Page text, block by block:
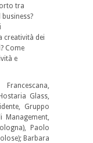
tra
creatività dei
Come
e
Glass,
Gruppo
Management,
Paolo
Barbara